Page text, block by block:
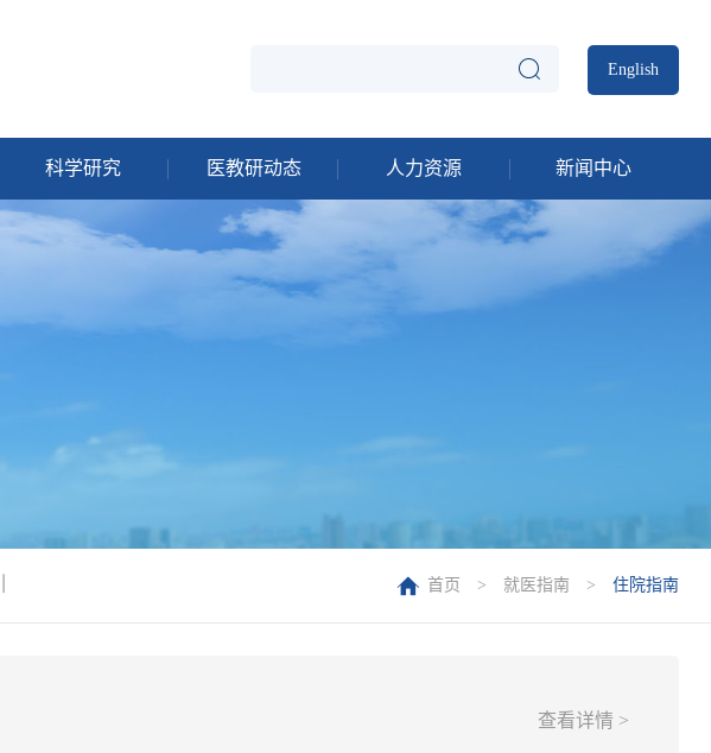
English
科学研究 医教研动态 人力资源 新闻中心
首页 > 就医指南 > 住院指南
查看详情 >